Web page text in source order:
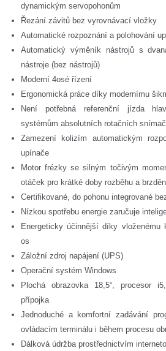
dynamickým servopohonům
Řezání závitů bez vyrovnávací vložky
Automatické rozpoznání a polohování
Automatický výměník nástrojů s
nástroje (bez nástrojů)
Moderní 4osé řízení
Ergonomická práce díky modernímu
Není potřebná referenční jízda
systémům absolutních rotačních
Zamezení kolizím automatickým
upínače
Motor frézky se silným točivým
otáček pro krátké doby rozběhu a
Certifikované, do pohonu integrované
Nízkou spotřebu energie zaručuje
Energeticky účinnější díky vloženému
os
Záložní zdroj napájení (UPS)
Operační systém Windows
Plochá obrazovka 18,5“, procesor
přípojka
Jednoduché a komfortní zadávání
ovládacím terminálu i během procesu
Dálková údržba prostřednictvím